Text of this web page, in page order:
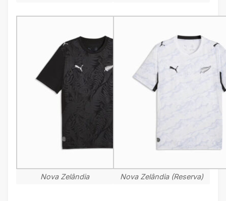
Nova Zelândia Nova Zelândia (Reserva)